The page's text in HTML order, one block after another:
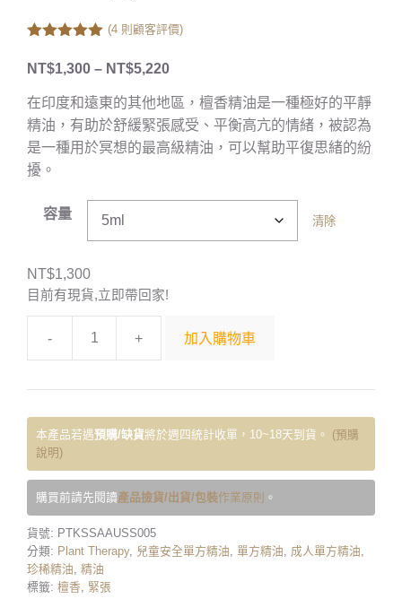
5
(4 則顧客評價)
NT$1,300 – NT$5,220
在印度和遠東的其他地區，檀香精油是一種極好的平靜
精油，有助於舒緩緊張感受、平衡高亢的情緒，被認為
是一種用於冥想的最高級精油，可以幫助平復思緒的紛
擾。
容量 清除
NT$1,300
目前有現貨,立即帶回家!
- + 加入購物車
本產品若遇預購/缺貨將於週四統計收單，10~18天到貨。 (預購
說明)
購買前請先閱讀產品撿貨/出貨/包裝作業原則 。
貨號: PTKSSAAUSS005
分類: Plant Therapy, 兒童安全單方精油, 單方精油, 成人單方精油,
珍稀精油, 精油
標籤: 檀香, 緊張